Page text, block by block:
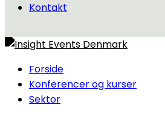
Kontakt
Forside
Konferencer og kurser
Sektor